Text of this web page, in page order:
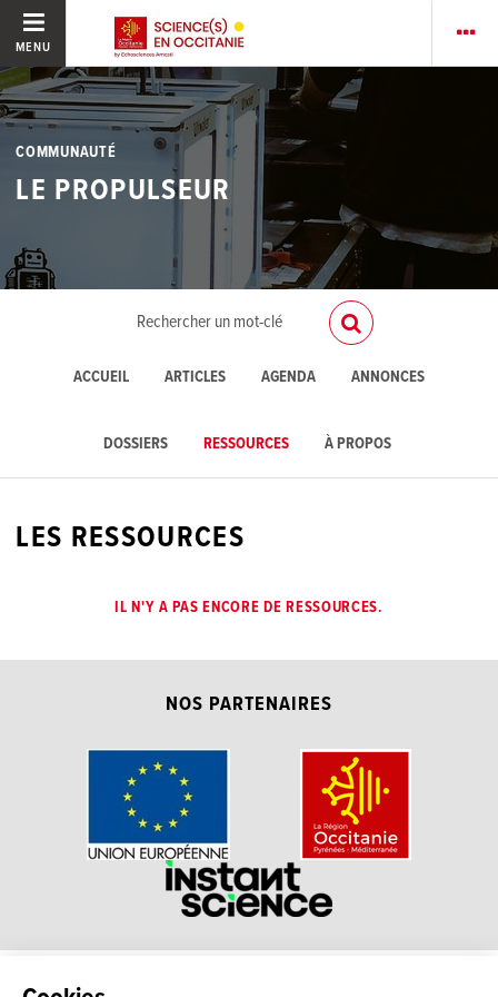
MENU
COMMUNAUTÉ
LE PROPULSEUR
ACCUEIL ARTICLES AGENDA ANNONCES
DOSSIERS RESSOURCES À PROPOS
LES RESSOURCES
IL N'Y A PAS ENCORE DE RESSOURCES.
NOS PARTENAIRES
La plateforme Science(s)